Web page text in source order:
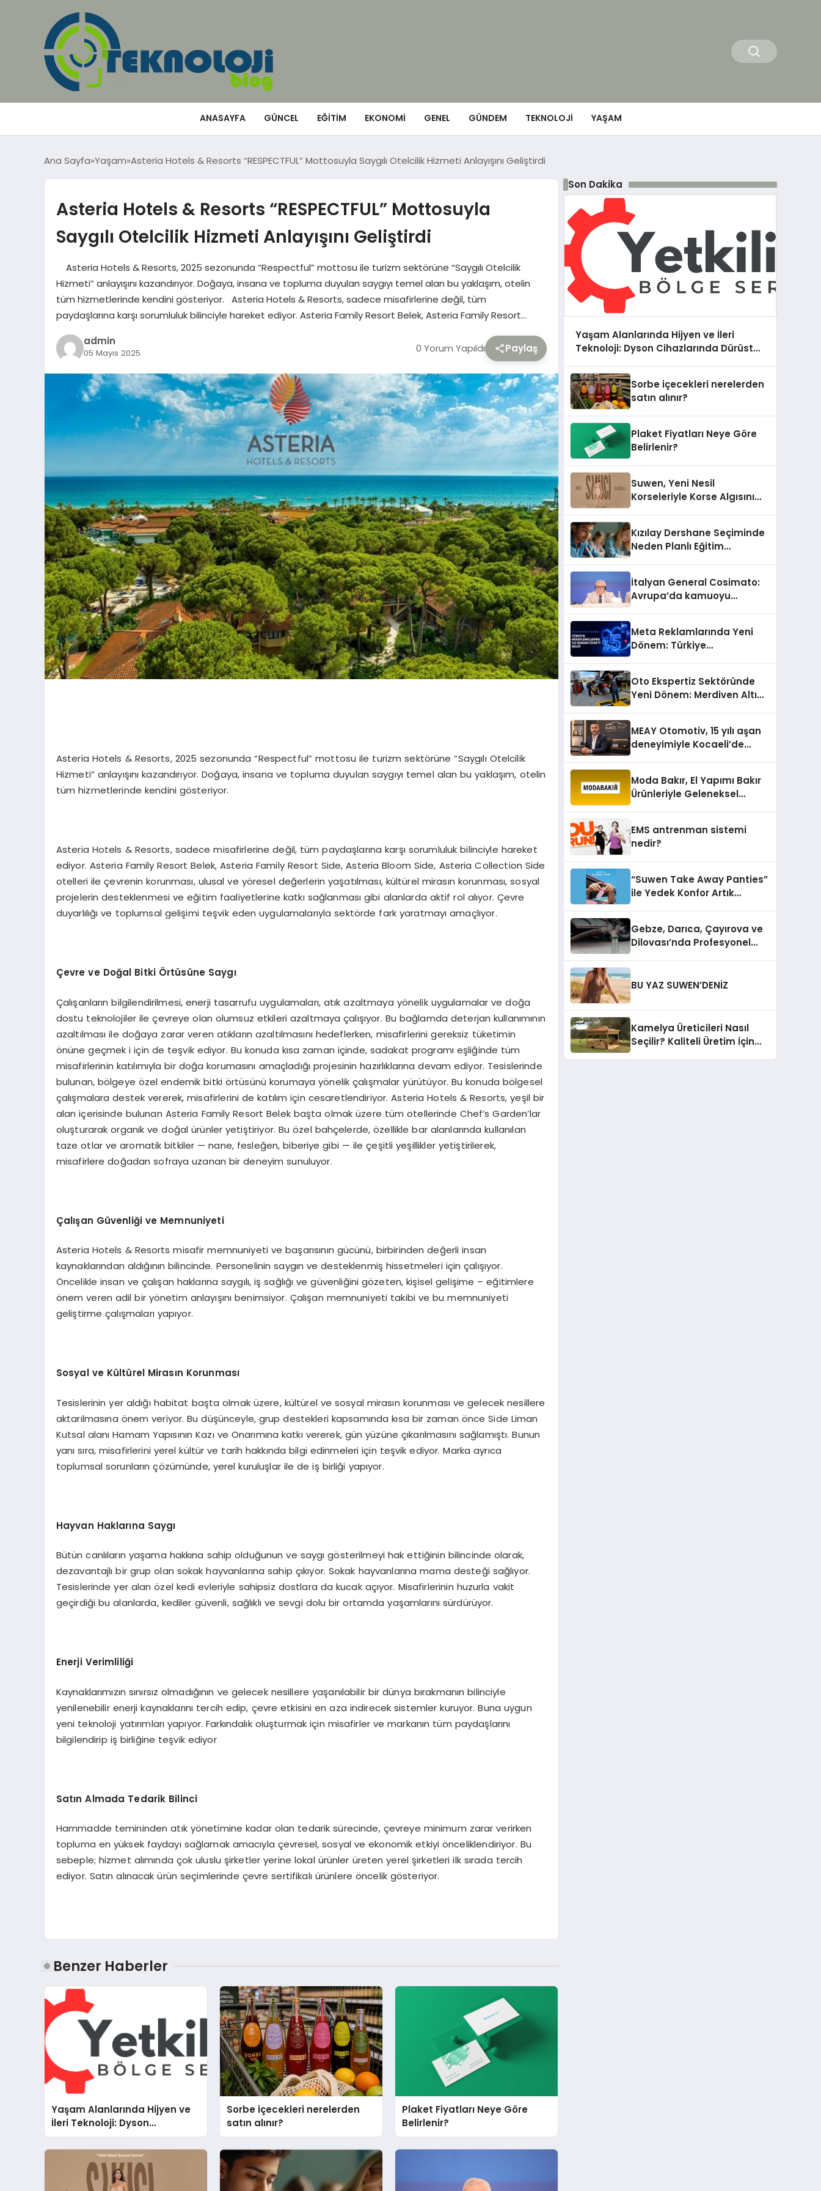
ANASAYFA GÜNCEL EĞITIM EKONOMI GENEL GÜNDEM TEKNOLOJI YAŞAM
Ana Sayfa Yaşam Asteria Hotels & Resorts “RESPECTFUL” Mottosuyla Saygılı Otelcilik Hizmeti Anlayışını Geliştirdi
Asteria Hotels & Resorts “RESPECTFUL” Mottosuyla
Saygılı Otelcilik Hizmeti Anlayışını Geliştirdi
Asteria Hotels & Resorts, 2025 sezonunda “Respectful” mottosu ile turizm sektörüne “Saygılı Otelcilik
Hizmeti” anlayışını kazandırıyor. Doğaya, insana ve topluma duyulan saygıyı temel alan bu yaklaşım, otelin
tüm hizmetlerinde kendini gösteriyor. Asteria Hotels & Resorts, sadece misafirlerine değil, tüm
paydaşlarına karşı sorumluluk bilinciyle hareket ediyor. Asteria Family Resort Belek, Asteria Family Resort…
admin
05 Mayıs 2025 0 Yorum Yapıldı Paylaş
Asteria Hotels & Resorts, 2025 sezonunda “Respectful” mottosu ile turizm sektörüne “Saygılı Otelcilik
Hizmeti” anlayışını kazandırıyor. Doğaya, insana ve topluma duyulan saygıyı temel alan bu yaklaşım, otelin
tüm hizmetlerinde kendini gösteriyor.
Asteria Hotels & Resorts, sadece misafirlerine değil, tüm paydaşlarına karşı sorumluluk bilinciyle hareket
ediyor. Asteria Family Resort Belek, Asteria Family Resort Side, Asteria Bloom Side, Asteria Collection Side
otelleri ile çevrenin korunması, ulusal ve yöresel değerlerin yaşatılması, kültürel mirasın korunması, sosyal
projelerin desteklenmesi ve eğitim faaliyetlerine katkı sağlanması gibi alanlarda aktif rol alıyor. Çevre
duyarlılığı ve toplumsal gelişimi teşvik eden uygulamalarıyla sektörde fark yaratmayı amaçlıyor.
Çevre ve Doğal Bitki Örtüsüne Saygı
Çalışanların bilgilendirilmesi, enerji tasarrufu uygulamaları, atık azaltmaya yönelik uygulamalar ve doğa
dostu teknolojiler ile çevreye olan olumsuz etkileri azaltmaya çalışıyor. Bu bağlamda deterjan kullanımının
azaltılması ile doğaya zarar veren atıkların azaltılmasını hedeflerken, misafirlerini gereksiz tüketimin
önüne geçmek i için de teşvik ediyor. Bu konuda kısa zaman içinde, sadakat programı eşliğinde tüm
misafirlerinin katılımıyla bir doğa korumasını amaçladığı projesinin hazırlıklarına devam ediyor. Tesislerinde
bulunan, bölgeye özel endemik bitki örtüsünü korumaya yönelik çalışmalar yürütüyor. Bu konuda bölgesel
çalışmalara destek vererek, misafirlerini de katılım için cesaretlendiriyor. Asteria Hotels & Resorts, yeşil bir
alan içerisinde bulunan Asteria Family Resort Belek başta olmak üzere tüm otellerinde Chef’s Garden’lar
oluşturarak organik ve doğal ürünler yetiştiriyor. Bu özel bahçelerde, özellikle bar alanlarında kullanılan
taze otlar ve aromatik bitkiler — nane, fesleğen, biberiye gibi — ile çeşitli yeşillikler yetiştirilerek,
misafirlere doğadan sofraya uzanan bir deneyim sunuluyor.
Çalışan Güvenliği ve Memnuniyeti
Asteria Hotels & Resorts misafir memnuniyeti ve başarısının gücünü, birbirinden değerli insan
kaynaklarından aldığının bilincinde. Personelinin saygın ve desteklenmiş hissetmeleri için çalışıyor.
Öncelikle insan ve çalışan haklarına saygılı, iş sağlığı ve güvenliğini gözeten, kişisel gelişime – eğitimlere
önem veren adil bir yönetim anlayışını benimsiyor. Çalışan memnuniyeti takibi ve bu memnuniyeti
geliştirme çalışmaları yapıyor.
Sosyal ve Kültürel Mirasın Korunması
Tesislerinin yer aldığı habitat başta olmak üzere, kültürel ve sosyal mirasın korunması ve gelecek nesillere
aktarılmasına önem veriyor. Bu düşünceyle, grup destekleri kapsamında kısa bir zaman önce Side Liman
Kutsal alanı Hamam Yapısının Kazı ve Onarımına katkı vererek, gün yüzüne çıkarılmasını sağlamıştı. Bunun
yanı sıra, misafirlerini yerel kültür ve tarih hakkında bilgi edinmeleri için teşvik ediyor. Marka ayrıca
toplumsal sorunların çözümünde, yerel kuruluşlar ile de iş birliği yapıyor.
Hayvan Haklarına Saygı
Bütün canlıların yaşama hakkına sahip olduğunun ve saygı gösterilmeyi hak ettiğinin bilincinde olarak,
dezavantajlı bir grup olan sokak hayvanlarına sahip çıkıyor. Sokak hayvanlarına mama desteği sağlıyor.
Tesislerinde yer alan özel kedi evleriyle sahipsiz dostlara da kucak açıyor. Misafirlerinin huzurla vakit
geçirdiği bu alanlarda, kediler güvenli, sağlıklı ve sevgi dolu bir ortamda yaşamlarını sürdürüyor.
Enerji Verimliliği
Kaynaklarımızın sınırsız olmadığının ve gelecek nesillere yaşanılabilir bir dünya bırakmanın bilinciyle
yenilenebilir enerji kaynaklarını tercih edip, çevre etkisini en aza indirecek sistemler kuruyor. Buna uygun
yeni teknoloji yatırımları yapıyor. Farkındalık oluşturmak için misafirler ve markanın tüm paydaşlarını
bilgilendirip iş birliğine teşvik ediyor
Satın Almada Tedarik Bilinci
Hammadde temininden atık yönetimine kadar olan tedarik sürecinde, çevreye minimum zarar verirken
topluma en yüksek faydayı sağlamak amacıyla çevresel, sosyal ve ekonomik etkiyi önceliklendiriyor. Bu
sebeple; hizmet alımında çok uluslu şirketler yerine lokal ürünler üreten yerel şirketleri ilk sırada tercih
ediyor. Satın alınacak ürün seçimlerinde çevre sertifikalı ürünlere öncelik gösteriyor.
Benzer Haberler
Yaşam Alanlarında Hijyen ve
İleri Teknoloji: Dyson
Cihazlarında Dürüst Teknik
Destek Deneyimi
Sorbe içecekleri nerelerden
satın alınır?
Plaket Fiyatları Neye Göre
Belirlenir?
Son Dakika
Yaşam Alanlarında Hijyen ve İleri
Teknoloji: Dyson Cihazlarında Dürüst
Sorbe içecekleri nerelerden
satın alınır?
Plaket Fiyatları Neye Göre
Belirlenir?
Suwen, Yeni Nesil
Korseleriyle Korse Algısını
Kızılay Dershane Seçiminde
Neden Planlı Eğitim
İtalyan General Cosimato:
Avrupa’da kamuoyu
Meta Reklamlarında Yeni
Dönem: Türkiye
Oto Ekspertiz Sektöründe
Yeni Dönem: Merdiven Altı
MEAY Otomotiv, 15 yılı aşan
deneyimiyle Kocaeli’de
Moda Bakır, El Yapımı Bakır
Ürünleriyle Geleneksel
EMS antrenman sistemi
nedir?
“Suwen Take Away Panties”
ile Yedek Konfor Artık
Gebze, Darıca, Çayırova ve
Dilovası’nda Profesyonel
BU YAZ SUWEN’DENİZ
Kamelya Üreticileri Nasıl
Seçilir? Kaliteli Üretim İçin